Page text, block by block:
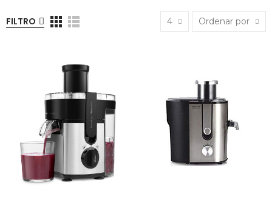
FILTRO 4 Ordenar por